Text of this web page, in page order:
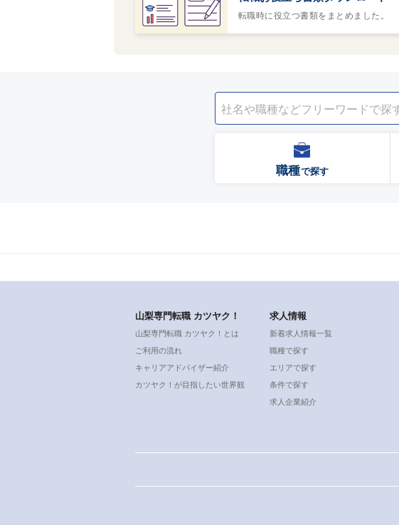
転職時に役立つ書類をまとめました。
職種で探す
山梨専門転職 カツヤク！
山梨専門転職 カツヤク！とは
ご利用の流れ
キャリアアドバイザー紹介
カツヤク！が目指したい世界観
求人情報
新着求人情報一覧
職種で探す
エリアで探す
条件で探す
求人企業紹介